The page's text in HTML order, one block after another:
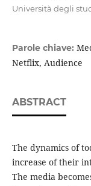
Università degli
Parole chiave:
Netflix, Audience
ABSTRACT
The dynamics of
increase of their
The media